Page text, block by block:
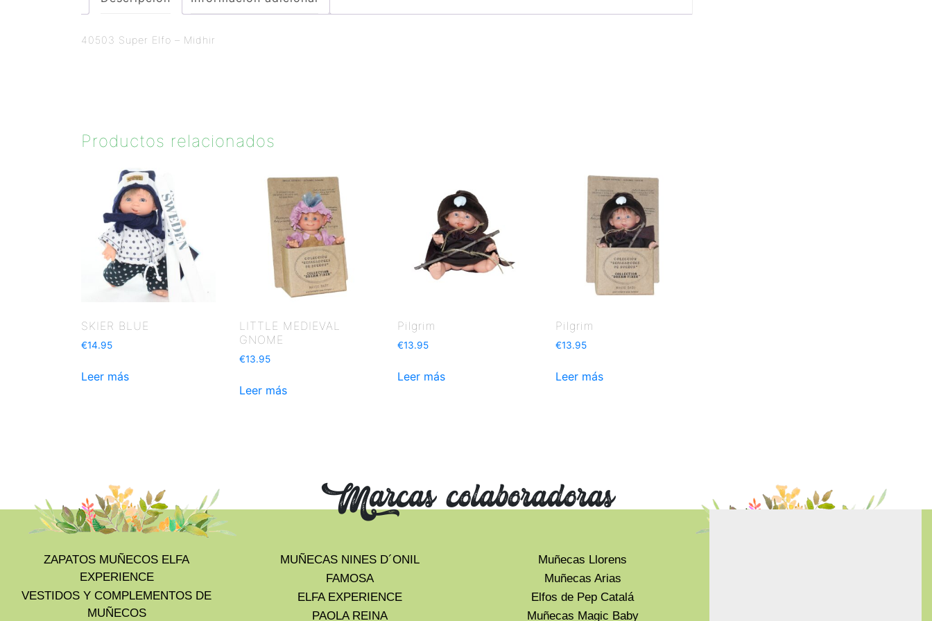
40503 Super Elfo – Midhir
Productos relacionados
SKIER BLUE
€14.95
Leer más
LITTLE MEDIEVAL
GNOME
€13.95
Leer más
Pilgrim
€13.95
Leer más
Pilgrim
€13.95
Leer más
Marcas colaboradoras
ZAPATOS MUÑECOS ELFA
EXPERIENCE
VESTIDOS Y COMPLEMENTOS DE
MUÑECOS
MUÑECAS NINES D´ONIL
FAMOSA
ELFA EXPERIENCE
PAOLA REINA
Muñecas Llorens
Muñecas Arias
Elfos de Pep Catalá
Muñecas Magic Baby